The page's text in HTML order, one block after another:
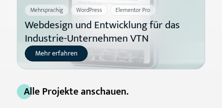
Mehrsprachig WordPress Elementor Pro
Webdesign und Entwicklung für das
Industrie-Unternehmen VTN
Mehr erfahren
Alle Projekte anschauen.